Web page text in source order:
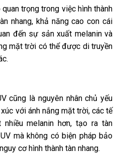
trọng trong việc hình thành
nhang, khả năng cao con cái
đến sự sản xuất melanin và
mặt trời có thể được di truyền
cũng là nguyên nhân chủ yếu
với ánh nắng mặt trời, các tế
melanin hơn, tạo ra tàn
mà không có biện pháp bảo
cơ hình thành tàn nhang.